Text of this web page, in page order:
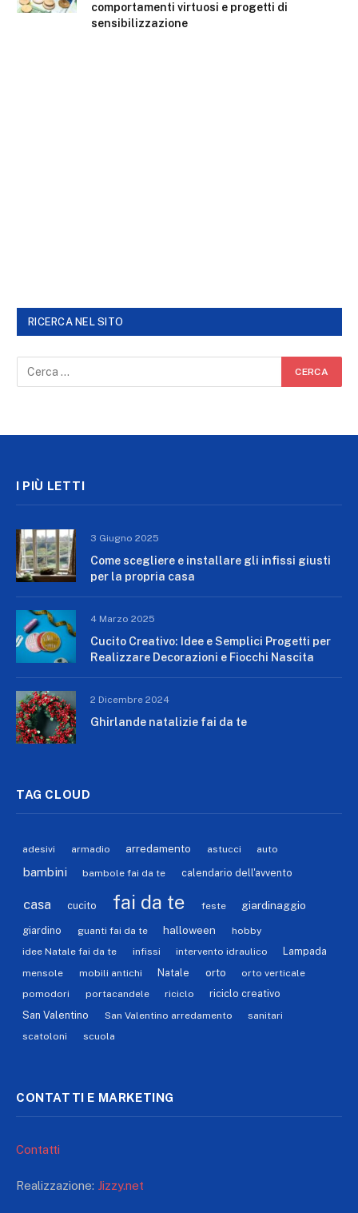
comportamenti virtuosi e progetti di
sensibilizzazione
RICERCA NEL SITO
I PIÙ LETTI
3 Giugno 2025
Come scegliere e installare gli infissi giusti
per la propria casa
4 Marzo 2025
Cucito Creativo: Idee e Semplici Progetti per
Realizzare Decorazioni e Fiocchi Nascita
2 Dicembre 2024
Ghirlande natalizie fai da te
TAG CLOUD
adesivi armadio arredamento astucci auto
bambini bambole fai da te calendario dell'avvento
casa cucito fai da te feste giardinaggio
giardino guanti fai da te halloween
hobby
idee Natale fai da te
infissi intervento idraulico Lampada
mensole mobili antichi Natale orto
orto verticale
pomodori
portacandele riciclo
riciclo creativo
San Valentino
San Valentino arredamento
sanitari
scatoloni
scuola
CONTATTI E MARKETING
Contatti
Realizzazione: Jizzy.net